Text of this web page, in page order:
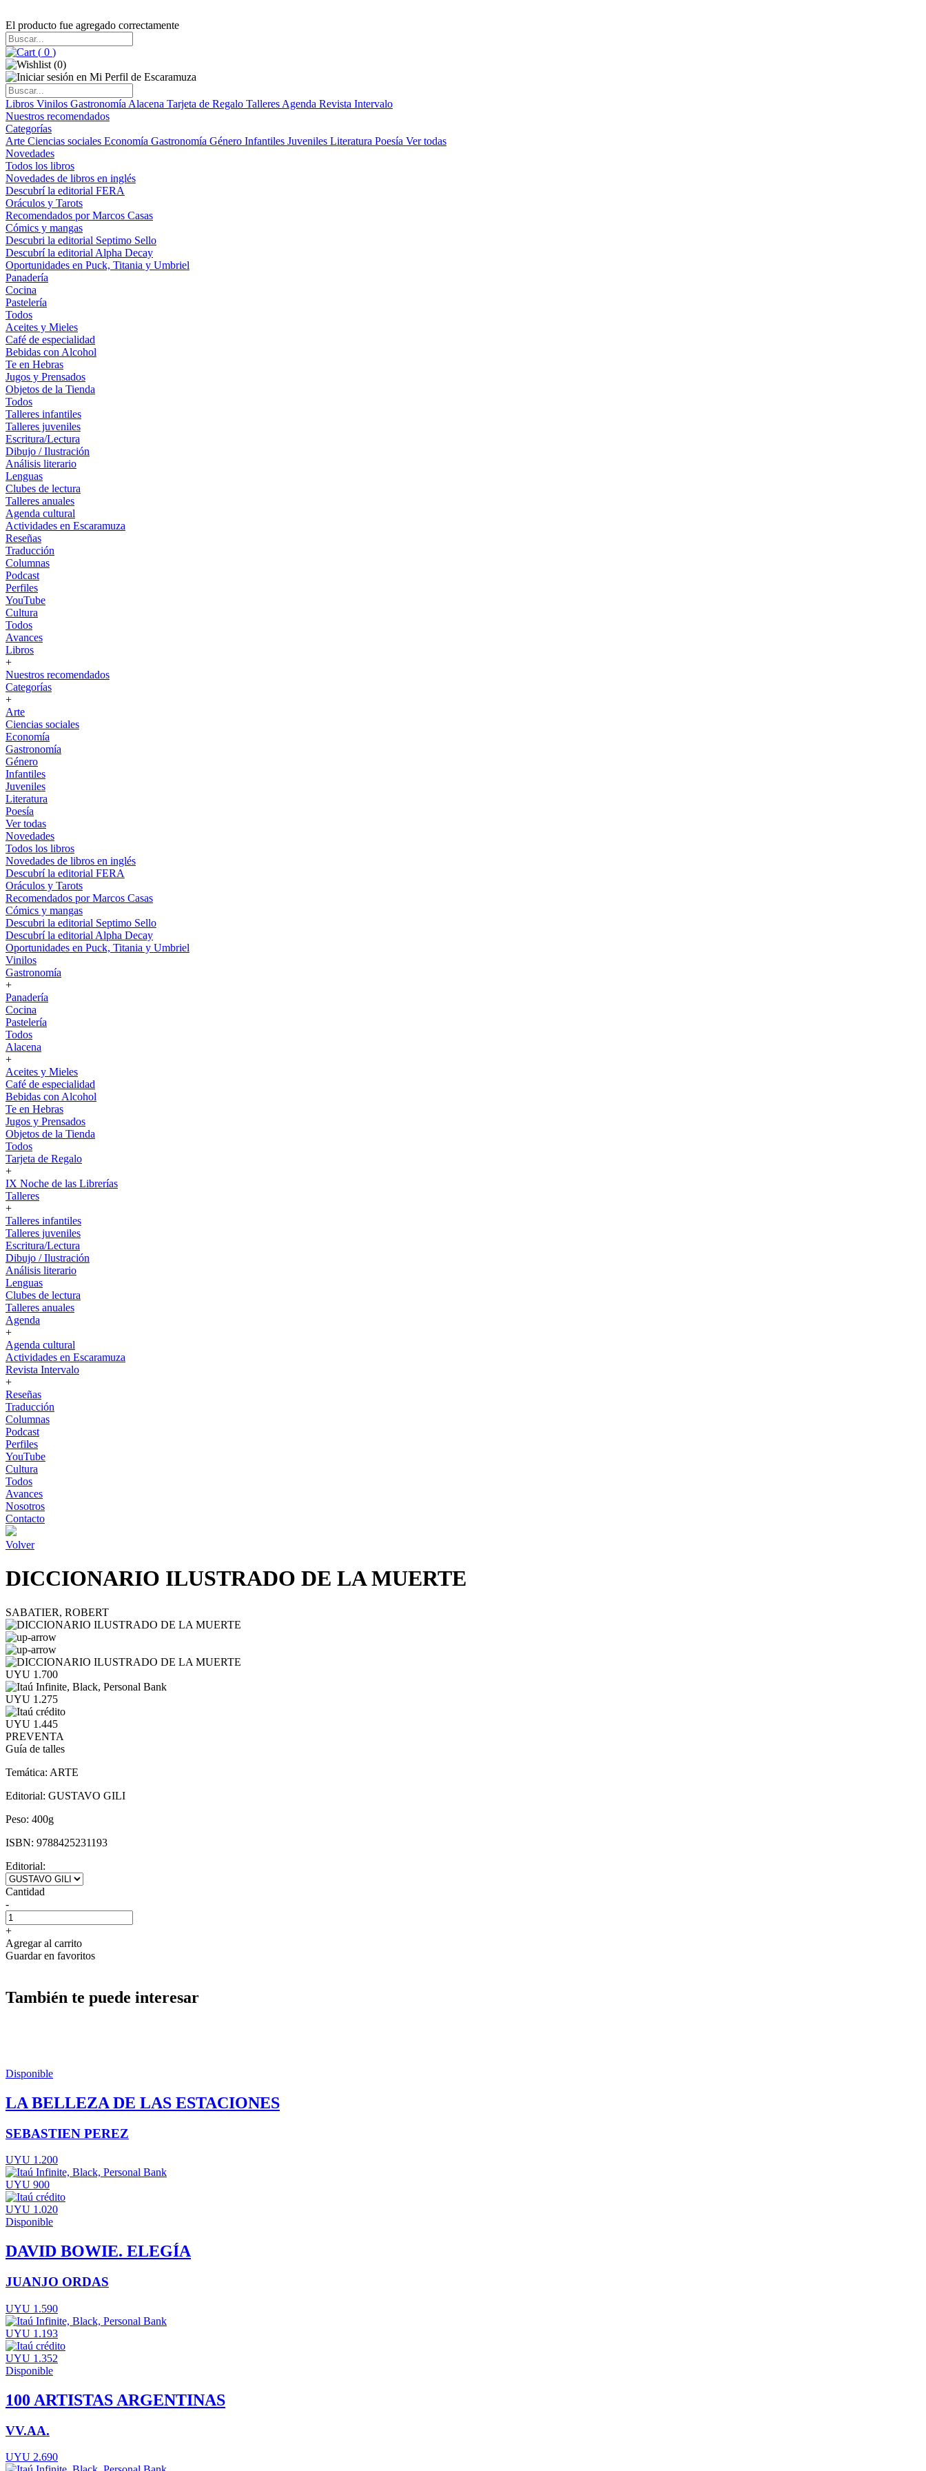
El producto fue agregado correctamente
( 0 )
(0)
Libros Vinilos Gastronomía Alacena Tarjeta de Regalo Talleres Agenda Revista Intervalo
Nuestros recomendados
Categorías
Arte Ciencias sociales Economía Gastronomía Género Infantiles Juveniles Literatura Poesía Ver todas
Novedades
Todos los libros
Novedades de libros en inglés
Descubrí la editorial FERA
Oráculos y Tarots
Recomendados por Marcos Casas
Cómics y mangas
Descubri la editorial Septimo Sello
Descubrí la editorial Alpha Decay
Oportunidades en Puck, Titania y Umbriel
Panadería
Cocina
Pastelería
Todos
Aceites y Mieles
Café de especialidad
Bebidas con Alcohol
Te en Hebras
Jugos y Prensados
Objetos de la Tienda
Todos
Talleres infantiles
Talleres juveniles
Escritura/Lectura
Dibujo / Ilustración
Análisis literario
Lenguas
Clubes de lectura
Talleres anuales
Agenda cultural
Actividades en Escaramuza
Reseñas
Traducción
Columnas
Podcast
Perfiles
YouTube
Cultura
Todos
Avances
Libros
+
Nuestros recomendados
Categorías
+
Arte
Ciencias sociales
Economía
Gastronomía
Género
Infantiles
Juveniles
Literatura
Poesía
Ver todas
Novedades
Todos los libros
Novedades de libros en inglés
Descubrí la editorial FERA
Oráculos y Tarots
Recomendados por Marcos Casas
Cómics y mangas
Descubri la editorial Septimo Sello
Descubrí la editorial Alpha Decay
Oportunidades en Puck, Titania y Umbriel
Vinilos
Gastronomía
+
Panadería
Cocina
Pastelería
Todos
Alacena
+
Aceites y Mieles
Café de especialidad
Bebidas con Alcohol
Te en Hebras
Jugos y Prensados
Objetos de la Tienda
Todos
Tarjeta de Regalo
+
IX Noche de las Librerías
Talleres
+
Talleres infantiles
Talleres juveniles
Escritura/Lectura
Dibujo / Ilustración
Análisis literario
Lenguas
Clubes de lectura
Talleres anuales
Agenda
+
Agenda cultural
Actividades en Escaramuza
Revista Intervalo
+
Reseñas
Traducción
Columnas
Podcast
Perfiles
YouTube
Cultura
Todos
Avances
Nosotros
Contacto
Volver
DICCIONARIO ILUSTRADO DE LA MUERTE
SABATIER, ROBERT
UYU 1.700
UYU 1.275
UYU 1.445
PREVENTA
Guía de talles
Temática: ARTE
Editorial: GUSTAVO GILI
Peso: 400g
ISBN: 9788425231193
Editorial:
Cantidad
-
+
Agregar al carrito
Guardar en favoritos
También te puede interesar
Disponible
LA BELLEZA DE LAS ESTACIONES
SEBASTIEN PEREZ
UYU 1.200
UYU 900
UYU 1.020
Disponible
DAVID BOWIE. ELEGÍA
JUANJO ORDAS
UYU 1.590
UYU 1.193
UYU 1.352
Disponible
100 ARTISTAS ARGENTINAS
VV.AA.
UYU 2.690